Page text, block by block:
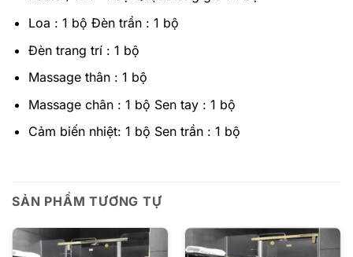
Loa : 1 bộ Đèn trần : 1 bộ
Đèn trang trí : 1 bộ
Massage thân : 1 bộ
Massage chân : 1 bộ Sen tay : 1 bộ
Cảm biến nhiệt: 1 bộ Sen trần : 1 bộ
SẢN PHẨM TƯƠNG TỰ